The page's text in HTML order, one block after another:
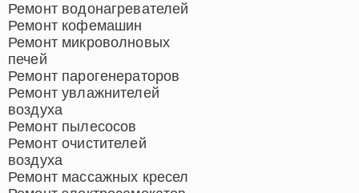
Ремонт водонагревателей
Ремонт кофемашин
Ремонт микроволновых
печей
Ремонт парогенераторов
Ремонт увлажнителей
воздуха
Ремонт пылесосов
Ремонт очистителей
воздуха
Ремонт массажных кресел